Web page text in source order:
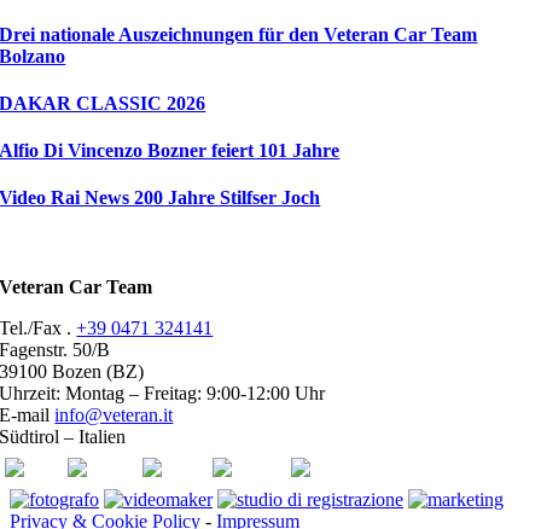
Drei nationale Auszeichnungen für den Veteran Car Team
Bolzano
DAKAR CLASSIC 2026
Alfio Di Vincenzo Bozner feiert 101 Jahre
Video Rai News 200 Jahre Stilfser Joch
Veteran Car Team
Tel./Fax .+39 0471 324141
Fagenstr. 50/B
39100 Bozen (BZ)
Uhrzeit: Montag – Freitag: 9:00-12:00 Uhr
E-mailinfo@veteran.it
Südtirol – Italien
ASI
FIVA ACI youtube facebook
Privacy & Cookie Policy - Impressum